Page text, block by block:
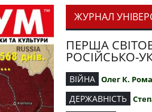
ЖУРНАЛ
ПЕРША
РОСІЙСЬКО-
ВІЙНА Олег К.
ДЕРЖАВНІСТЬ